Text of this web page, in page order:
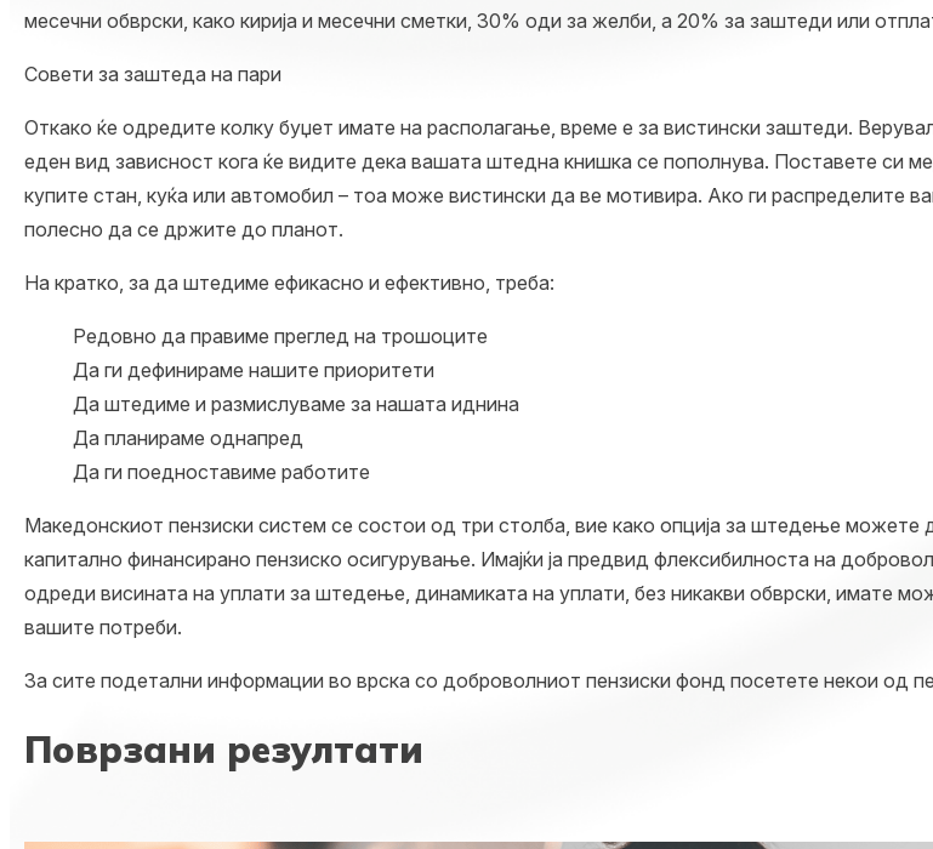
месечни обврски, како кирија и месечни сметки, 30% оди за желби, а 20% за заштеди или
Совети за заштеда на пари
Откако ќе одредите колку буџет имате на располагање, време е за вистински заштеди.
еден вид зависност кога ќе видите дека вашата штедна книшка се пополнува. Поставете си
купите стан, куќа или автомобил – тоа може вистински да ве мотивира. Ако ги распределите
полесно да се држите до планот.
На кратко, за да штедиме ефикасно и ефективно, треба:
Редовно да правиме преглед на трошоците
Да ги дефинираме нашите приоритети
Да штедиме и размислуваме за нашата иднина
Да планираме однапред
Да ги поедноставиме работите
Македонскиот пензиски систем се состои од три столба, вие како опција за штедење можете
капитално финансирано пензиско осигурување. Имајќи ја предвид флексибилноста на
одреди висината на уплати за штедење, динамиката на уплати, без никакви обврски, имате
вашите потреби.
За сите подетални информации во врска со доброволниот пензиски фонд посетете некои од
Поврзани резултати